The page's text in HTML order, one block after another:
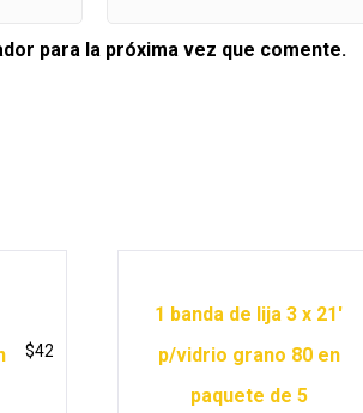
para la próxima vez que comente.
$42
1 banda de lija 3 x 21′
p/vidrio grano 80 en
paquete de 5